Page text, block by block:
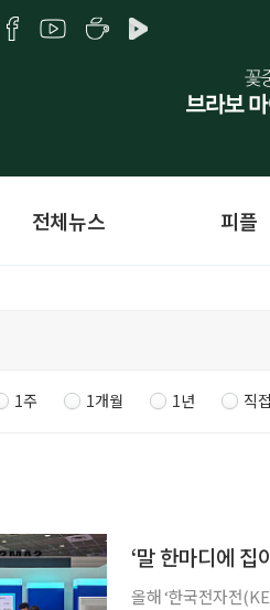
전체뉴스 피플
1주 1개월 1년 직
‘말 한마디에
올해 ‘한국전자전